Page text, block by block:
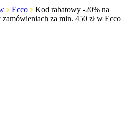
Ecco
Kod rabatowy -20% na
za min. 450 zł w Ecco